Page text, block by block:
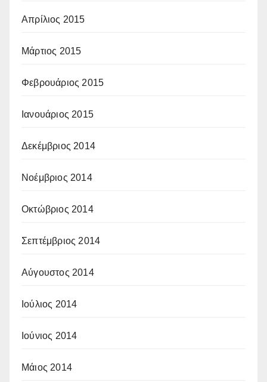
Απρίλιος 2015
Μάρτιος 2015
Φεβρουάριος 2015
Ιανουάριος 2015
Δεκέμβριος 2014
Νοέμβριος 2014
Οκτώβριος 2014
Σεπτέμβριος 2014
Αύγουστος 2014
Ιούλιος 2014
Ιούνιος 2014
Μάιος 2014